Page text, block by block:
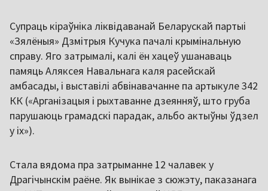
Супраць кіраўніка ліквідаванай Беларускай партыі
«Зялёныя» Дзмітрыя Кучука пачалі крымінальную
справу. Яго затрымалі, калі ён хацеў ушанаваць
памяць Аляксея Навальнага каля расейскай
амбасады, і выставілі абвінавачанне па артыкуле 342
КК («Арганізацыя і рыхтаванне дзеянняў, што груба
парушаюць грамадскі парадак, альбо актыўны ўдзел
у іх»).
Стала вядома пра затрыманне 12 чалавек у
Драгічынскім раёне. Як вынікае з сюжэту, паказанага